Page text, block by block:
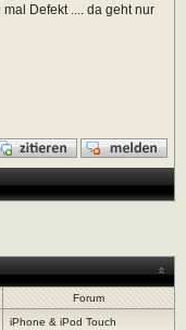
Defekt .... da geht nur
Forum
iPhone & iPod Touch